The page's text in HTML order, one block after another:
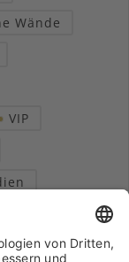
Wände
VIP